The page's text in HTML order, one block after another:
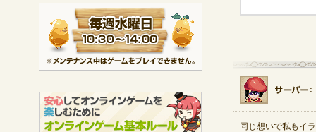
同じ想いで私もイ